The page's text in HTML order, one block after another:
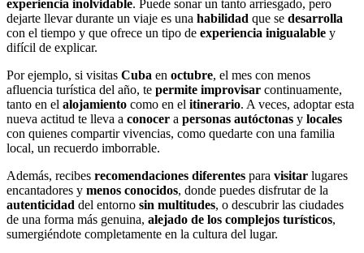
experiencia inolvidable. Puede sonar un tanto arriesgado, pero
dejarte llevar durante un viaje es una habilidad que se desarrolla
con el tiempo y que ofrece un tipo de experiencia inigualable y
difícil de explicar.
Por ejemplo, si visitas Cuba en octubre, el mes con menos
afluencia turística del año, te permite improvisar continuamente,
tanto en el alojamiento como en el itinerario. A veces, adoptar esta
nueva actitud te lleva a conocer a personas autóctonas y locales
con quienes compartir vivencias, como quedarte con una familia
local, un recuerdo imborrable.
Además, recibes recomendaciones diferentes para visitar lugares
encantadores y menos conocidos, donde puedes disfrutar de la
autenticidad del entorno sin multitudes, o descubrir las ciudades
de una forma más genuina, alejado de los complejos turísticos,
sumergiéndote completamente en la cultura del lugar.